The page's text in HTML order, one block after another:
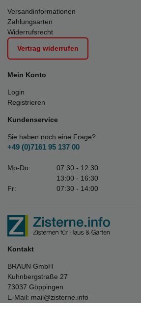
Versandinformationen
Zahlungsarten
Widerrufsrecht
Vertrag widerrufen
Mein Konto
Login
Registrieren
Kundenservice
Sie haben noch eine Frage?
+49 (0)7161 95 137 00
Mo-Do:
07:30 - 12:30
13:00 - 16:30
Fr:
07:30 - 14:00
Kontakt
BRAUN GmbH
Kuhnbergstraße 27
73037 Göppingen
E-Mail: mail@zisterne.info